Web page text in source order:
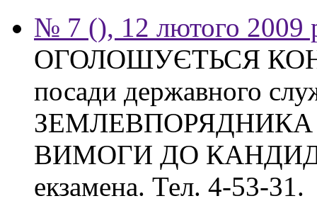
№ 7 (), 12 лютого 2009
ОГОЛОШУЄТЬСЯ
посади державного
ЗЕМЛЕВПОРЯДНИКА
ВИМОГИ ДО
екзамена. Тел. 4-53-31.